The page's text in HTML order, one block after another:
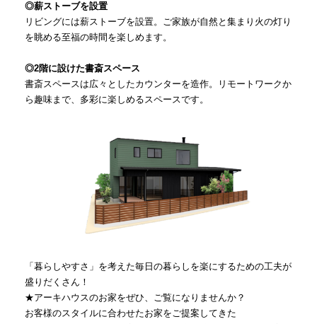
◎薪ストーブを設置
リビングには薪ストーブを設置。ご家族が自然と集まり火の灯り
を眺める至福の時間を楽しめます。
◎2階に設けた書斎スペース
書斎スペースは広々としたカウンターを造作。リモートワークか
ら趣味まで、多彩に楽しめるスペースです。
「暮らしやすさ」を考えた毎日の暮らしを楽にするための工夫が
盛りだくさん！
★アーキハウスのお家をぜひ、ご覧になりませんか？
お客様のスタイルに合わせたお家をご提案してきた